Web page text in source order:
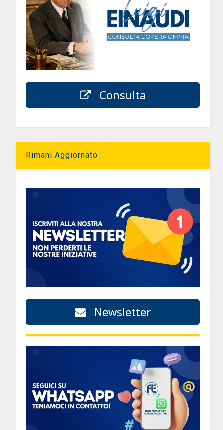
Consulta
Rimani Aggiornato
Newsletter